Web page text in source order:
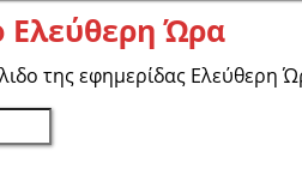
Ελεύθερη Ώρα
της εφημερίδας Ελεύθερη